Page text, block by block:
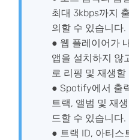
최대 3kbps까지
의할 수 있습니다.
● 웹 플레이어가
앱을 설치하지 않
로 리핑 및 재생할
● Spotify에서 출
트랙, 앨범 및 재
드할 수 있습니다.
● 트랙 ID, 아티스